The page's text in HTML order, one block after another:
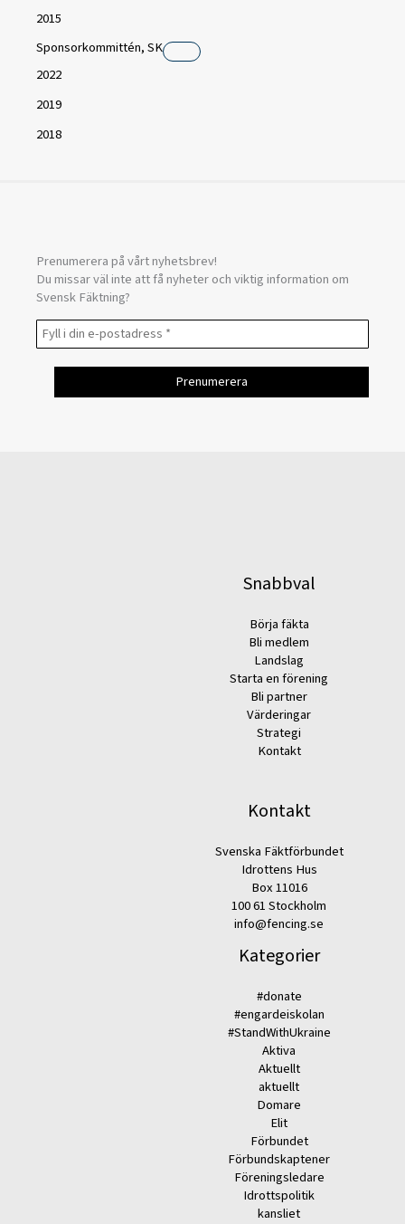
2015
Sponsorkommittén, SK
2022
2019
2018
Prenumerera på vårt nyhetsbrev!
Du missar väl inte att få nyheter och viktig information om
Svensk Fäktning?
Snabbval
Börja fäkta
Bli medlem
Landslag
Starta en förening
Bli partner
Värderingar
Strategi
Kontakt
Kontakt
Svenska Fäktförbundet
Idrottens Hus
Box 11016
100 61 Stockholm
info@fencing.se
Kategorier
#donate
#engardeiskolan
#StandWithUkraine
Aktiva
Aktuellt
aktuellt
Domare
Elit
Förbundet
Förbundskaptener
Föreningsledare
Idrottspolitik
kansliet